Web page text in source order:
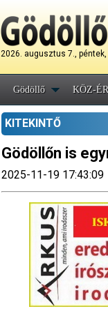
2026. augusztus 7., péntek,
Gödöllő KÖZ-
KITEKINTŐ
Gödöllőn is
2025-11-19 17:43:09